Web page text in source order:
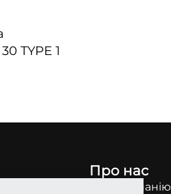
TYPE 1
Про нас
Про компанію